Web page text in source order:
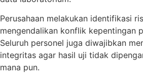
Perusahaan melakukan identifikasi
mengendalikan konflik kepentingan
Seluruh personel juga diwajibkan
integritas agar hasil uji tidak
mana pun.